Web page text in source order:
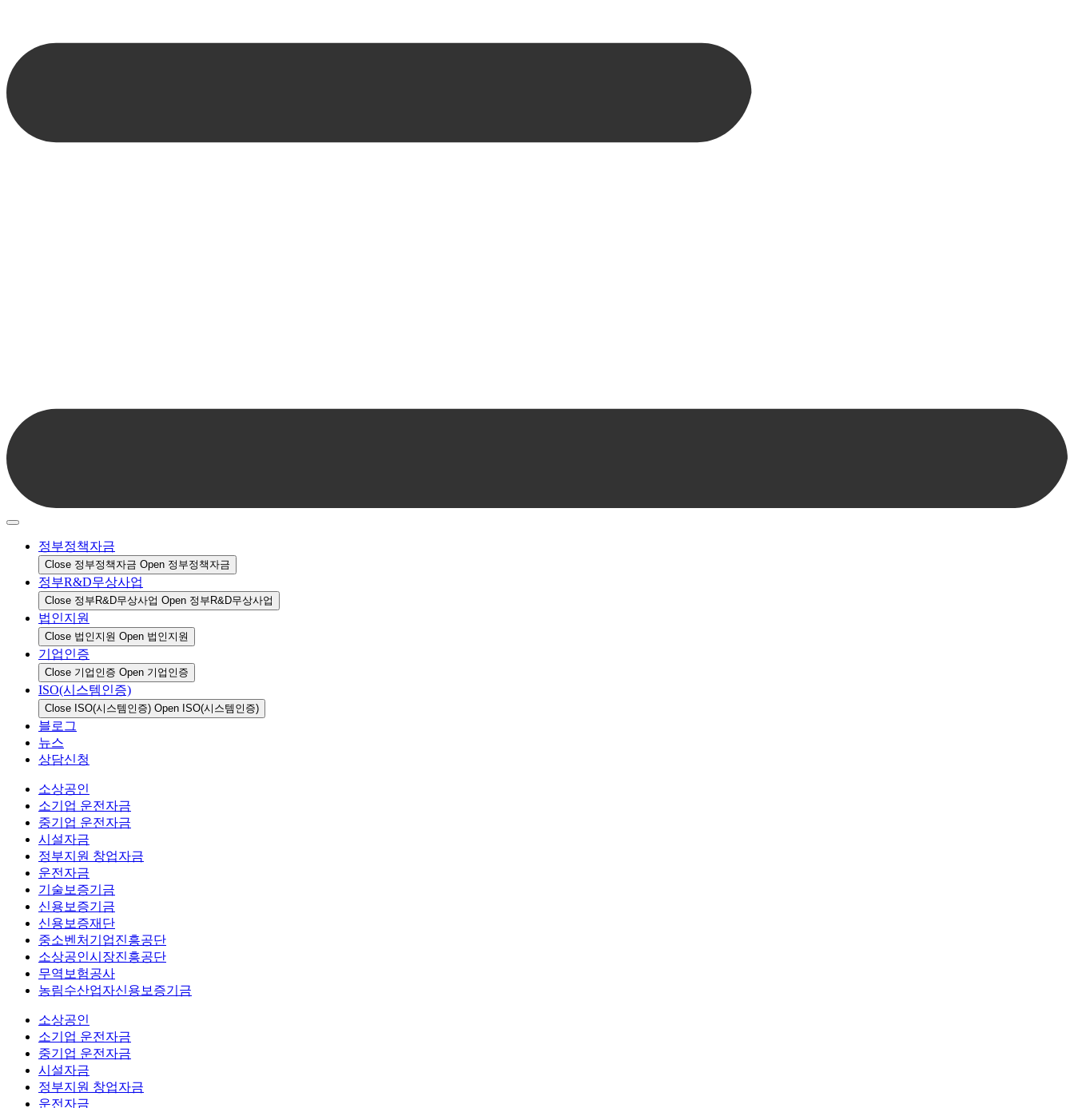
정부정책자금
Close 정부정책자금 Open 정부정책자금
정부R&D무상사업
Close 정부R&D무상사업 Open 정부R&D무상사업
법인지원
Close 법인지원 Open 법인지원
기업인증
Close 기업인증 Open 기업인증
ISO(시스템인증)
Close ISO(시스템인증) Open ISO(시스템인증)
블로그
뉴스
상담신청
소상공인
소기업 운전자금
중기업 운전자금
시설자금
정부지원 창업자금
운전자금
기술보증기금
신용보증기금
신용보증재단
중소벤처기업진흥공단
소상공인시장진흥공단
무역보험공사
농림수산업자신용보증기금
소상공인
소기업 운전자금
중기업 운전자금
시설자금
정부지원 창업자금
운전자금